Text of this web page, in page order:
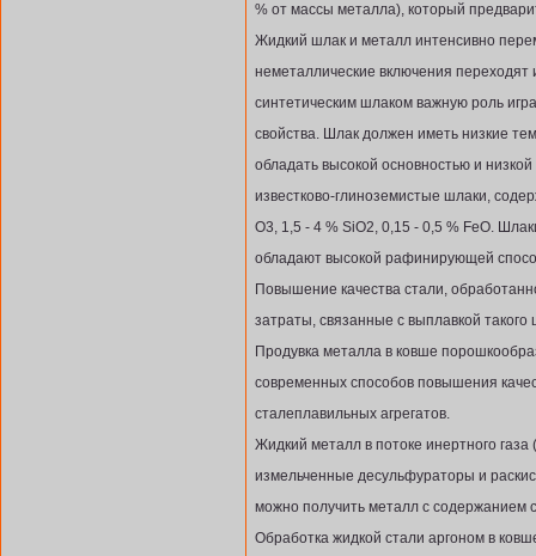
% от массы металла), который
Жидкий шлак и металл интенсивно
неметаллические включения
синтетическим шлаком важную роль
свойства. Шлак должен иметь низкие
обладать высокой основностью и
известково-глиноземистые шлаки,
O3, 1,5 - 4 % SiO2, 0,15 - 0,5 % FeO.
обладают высокой рафинирующей
Повышение качества стали,
затраты, связанные с выплавкой такого
Продувка металла в ковше
современных способов повышения
сталеплавильных агрегатов.
Жидкий металл в потоке инертного
измельченные десульфураторы и
можно получить металл с содержанием
Обработка жидкой стали аргоном в